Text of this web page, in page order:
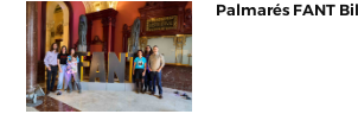
Palmarés FANT